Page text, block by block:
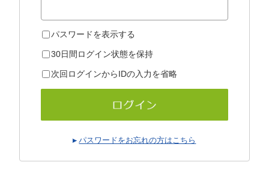
パスワードを表示する
30日間ログイン状態を保持
次回ログインからIDの入力を省略
パスワードをお忘れの方はこちら